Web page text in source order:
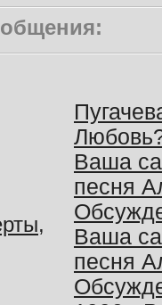
Ваша
песня
Ваша
песня